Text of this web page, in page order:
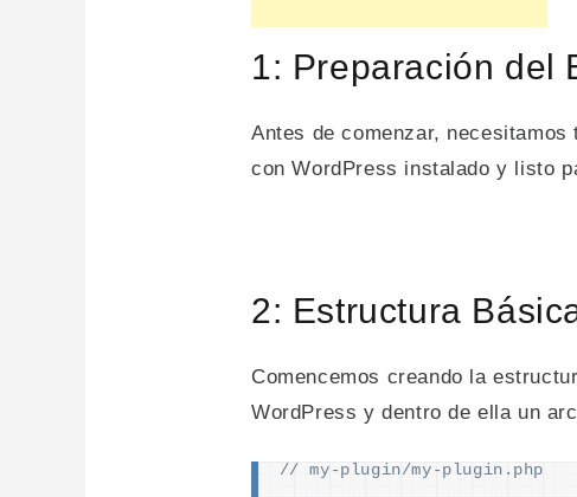
1: Preparación del
Antes de comenzar,
con WordPress instalado y listo
2: Estructura
Comencemos creando la
WordPress y dentro de ella un
// my-plugin/my-plugin.php